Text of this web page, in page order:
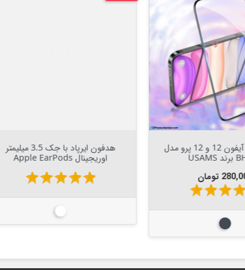
کاور شفاف مگ سیف آیفون 13 پرو
Rock Space Pure
قیمت
315,000 تومان
star
star
star
star
بیرنگ
محافظ لنز دوربین آیفون 11 پرو
مکس برند TOTU
قیمت
59,000 تومان